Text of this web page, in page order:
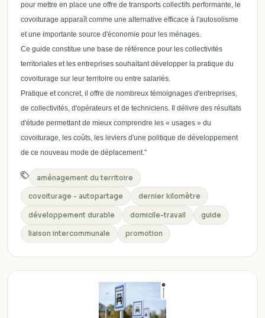
pour mettre en place une offre detransports collectifs performante, le
covoiturage apparaît comme une alternative efficace à l'autosolisme
et une importante source d'économie pour les ménages.
Ce guide constitue une base de référence pour les collectivités
territoriales et les entreprises souhaitant développer la pratique du
covoiturage sur leur territoireou entre salariés.
Pratique et concret, il offre de nombreux témoignages d'entreprises,
de collectivités, d'opérateurs et de techniciens. Il délivre des résultats
d'étude permettant de mieux comprendre les « usages » du
covoiturage, les coûts, les leviers d'une politique de développement
de ce nouveau mode de déplacement."
aménagement du territoire
covoiturage - autopartage dernier kilomètre
développement durable domicile-travail guide
liaison intercommunale promotion